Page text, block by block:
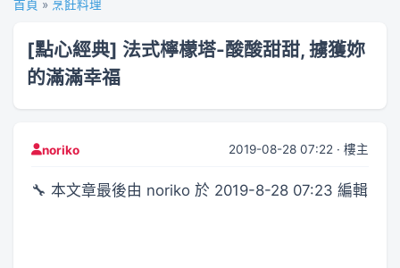
首頁 » 烹飪料理
[點心經典] 法式檸檬塔-酸酸甜甜, 擄獲妳
的滿滿幸福
noriko 2019-08-28 07:22 · 樓主
🔧 本文章最後由 noriko 於 2019-8-28 07:23 編輯